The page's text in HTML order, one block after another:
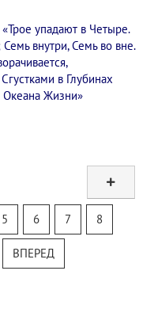
упадают в Четыре.
внутри, Семь во вне.
в Глубинах
Океана Жизни»
5 6 7 8
ВПЕРЕД